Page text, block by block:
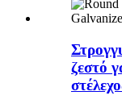
ζεστό